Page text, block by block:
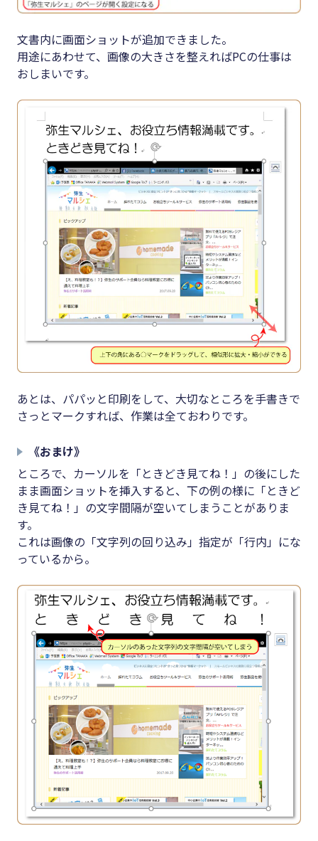
文書内に画面ショットが追加できました。
用途にあわせて、画像の大きさを整えればPCの仕事は
おしまいです。
あとは、パパッと印刷をして、大切なところを手書きで
さっとマークすれば、作業は全ておわりです。
《おまけ》
ところで、カーソルを「ときどき見てね！」の後にした
まま画面ショットを挿入すると、下の例の様に「ときど
き見てね！」の文字間隔が空いてしまうことがありま
す。
これは画像の「文字列の回り込み」指定が「行内」にな
っているから。